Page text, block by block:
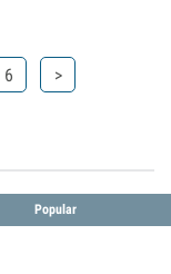
6 >
Popular